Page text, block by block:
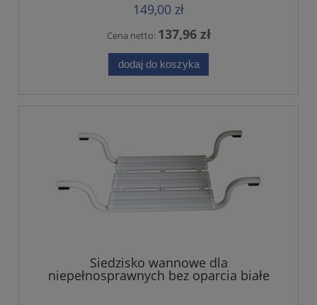
149,00 zł
Cena netto: 137,96 zł
dodaj do koszyka
Siedzisko wannowe dla
niepełnosprawnych bez oparcia białe